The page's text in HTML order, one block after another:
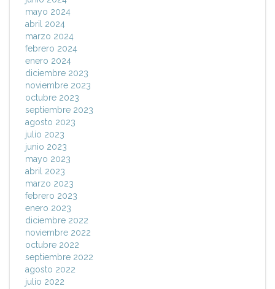
mayo 2024
abril 2024
marzo 2024
febrero 2024
enero 2024
diciembre 2023
noviembre 2023
octubre 2023
septiembre 2023
agosto 2023
julio 2023
junio 2023
mayo 2023
abril 2023
marzo 2023
febrero 2023
enero 2023
diciembre 2022
noviembre 2022
octubre 2022
septiembre 2022
agosto 2022
julio 2022